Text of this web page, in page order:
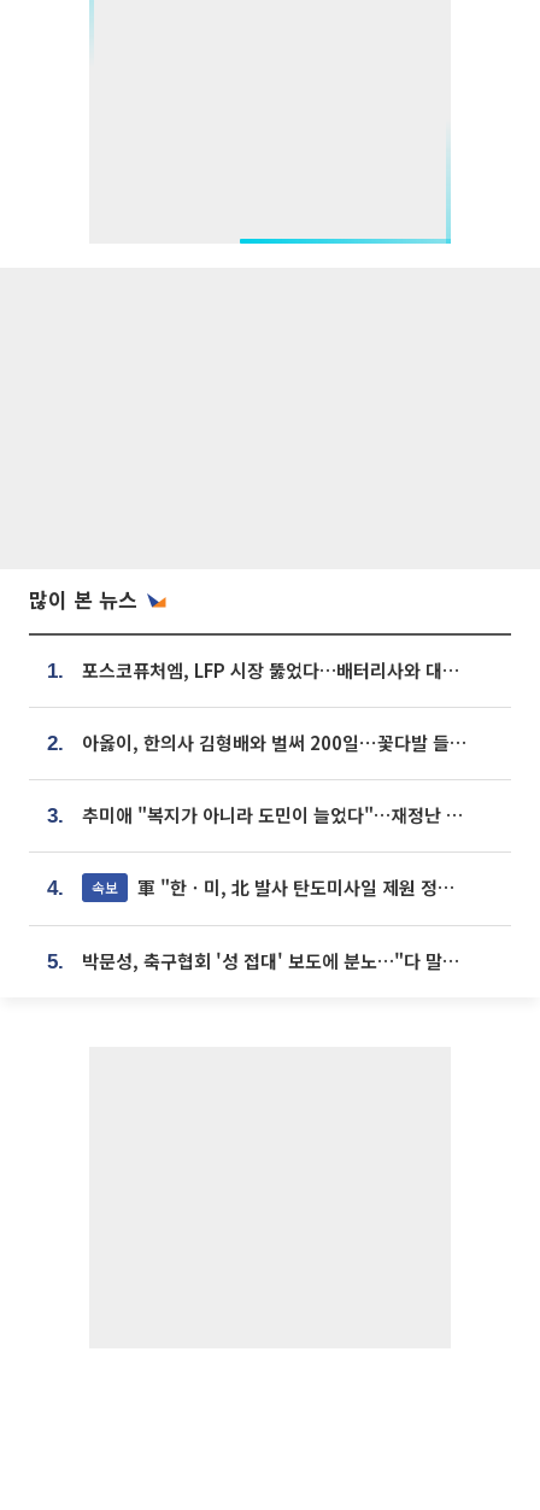
많이 본 뉴스
1. 포스코퓨처엠, LFP 시장 뚫었다…배터리사와 대규모 장기 공급 합의
2. 아옳이, 한의사 김형배와 벌써 200일⋯꽃다발 들고 "프러포즈 아냐"
3. 추미애 "복지가 아니라 도민이 늘었다"…재정난 책임론 정면돌파
4. 속보 軍 "한ㆍ미, 北 발사 탄도미사일 제원 정밀분석 중"
5. 박문성, 축구협회 '성 접대' 보도에 분노…"다 말아먹으려고 작정했나"